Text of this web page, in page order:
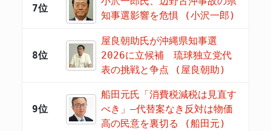
7位
知事選影響を危惧 (小沢一郎)
8位
屋良朝助氏が沖縄県知事選
2026に立候補 琉球独立党代
表の挑戦と争点 (屋良朝助)
9位
船田元氏「消費税減税は見直す
べき」―代替案なき反対は物価
高の民意を裏切る (船田元)